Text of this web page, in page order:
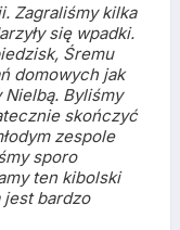
Zagraliśmy kilka
się wpadki.
Śremu
domowych jak
Nielbą. Byliśmy
skończyć
zespole
sporo
ten kibolski
jest bardzo